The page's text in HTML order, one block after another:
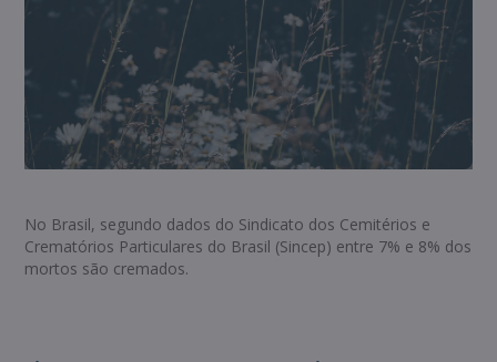
No Brasil, segundo dados do Sindicato dos Cemitérios e
Crematórios Particulares do Brasil (Sincep) entre 7% e 8% dos
mortos são cremados.